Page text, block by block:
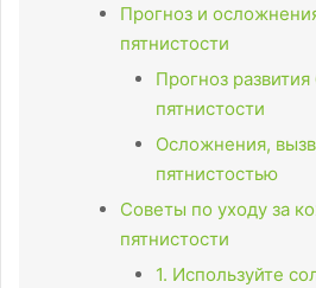
Прогноз и
пятнистости
Прогноз развития
пятнистости
Осложнения,
пятнистостью
Советы по уходу за
пятнистости
1. Используйте